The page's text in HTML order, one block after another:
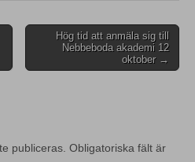
Hög tid att anmäla sig till
Nebbeboda akademi 12
oktober →
publiceras. Obligatoriska fält är